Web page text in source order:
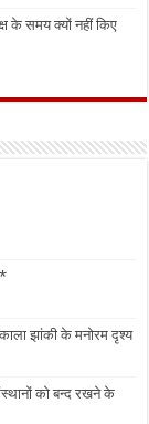
के समय क्यों नहीं किए
झांकी के मनोरम दृश्य
को बन्द रखने के